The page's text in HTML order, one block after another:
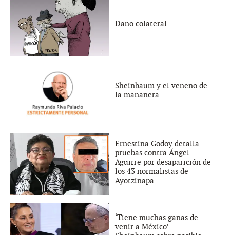
Daño colateral
Sheinbaum y el veneno de
la mañanera
Ernestina Godoy detalla
pruebas contra Ángel
Aguirre por desaparición de
los 43 normalistas de
Ayotzinapa
‘Tiene muchas ganas de
venir a México’...